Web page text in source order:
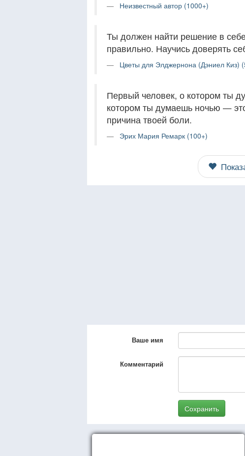
Неизвестный автор (1000+)
Ты должен найти решение в
правильно. Научись доверять
Цветы для Элджернона (Дэниел Киз)
Первый человек, о котором ты
котором ты думаешь ночью —
причина твоей боли.
Эрих Мария Ремарк (100+)
Ваше имя
Комментарий
Сохранить